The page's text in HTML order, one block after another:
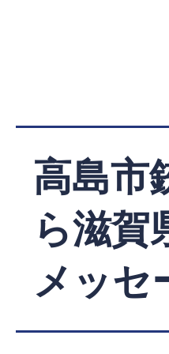
高島市
ら滋賀
メッセ